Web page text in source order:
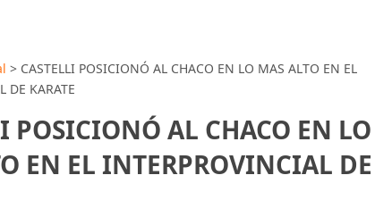
> ​CASTELLI POSICIONÓ AL CHACO EN LO MAS ALTO EN EL
DE KARATE
POSICIONÓ AL CHACO EN LO
EN EL INTERPROVINCIAL DE